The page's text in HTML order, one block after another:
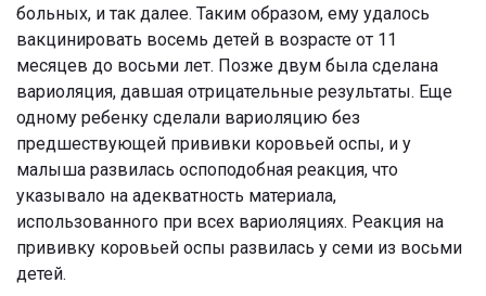
больных, и так далее. Таким образом, ему удалось
вакцинировать восемь детей в возрасте от 11
месяцев до восьми лет. Позже двум была сделана
вариоляция, давшая отрицательные результаты. Еще
одному ребенку сделали вариоляцию без
предшествующей прививки коровьей оспы, и у
малыша развилась оспоподобная реакция, что
указывало на адекватность материала,
использованного при всех вариоляциях. Реакция на
прививку коровьей оспы развилась у семи из восьми
детей.